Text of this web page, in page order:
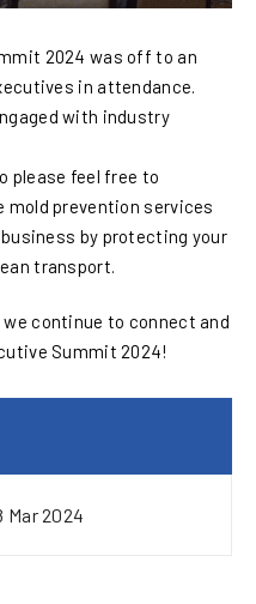
2024 was off to an
in attendance.
with industry
please feel free to
mold prevention services
by protecting your
transport.
continue to connect and
Summit 2024!
Mar 2024